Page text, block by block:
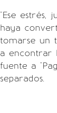
"Ese estrés,
haya
tomarse un
a encontrar
fuente a
separados.